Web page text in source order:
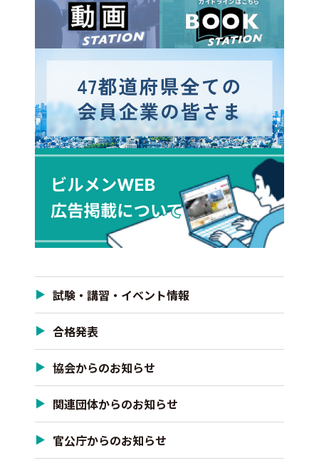
試験・講習・イベント情報
合格発表
協会からのお知らせ
関連団体からのお知らせ
官公庁からのお知らせ